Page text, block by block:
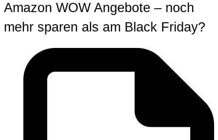
Amazon WOW Angebote – noch
mehr sparen als am Black Friday?